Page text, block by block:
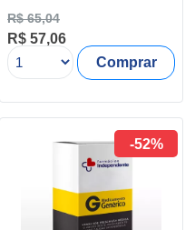
R$ 65,04
R$ 57,06
Comprar
-52%